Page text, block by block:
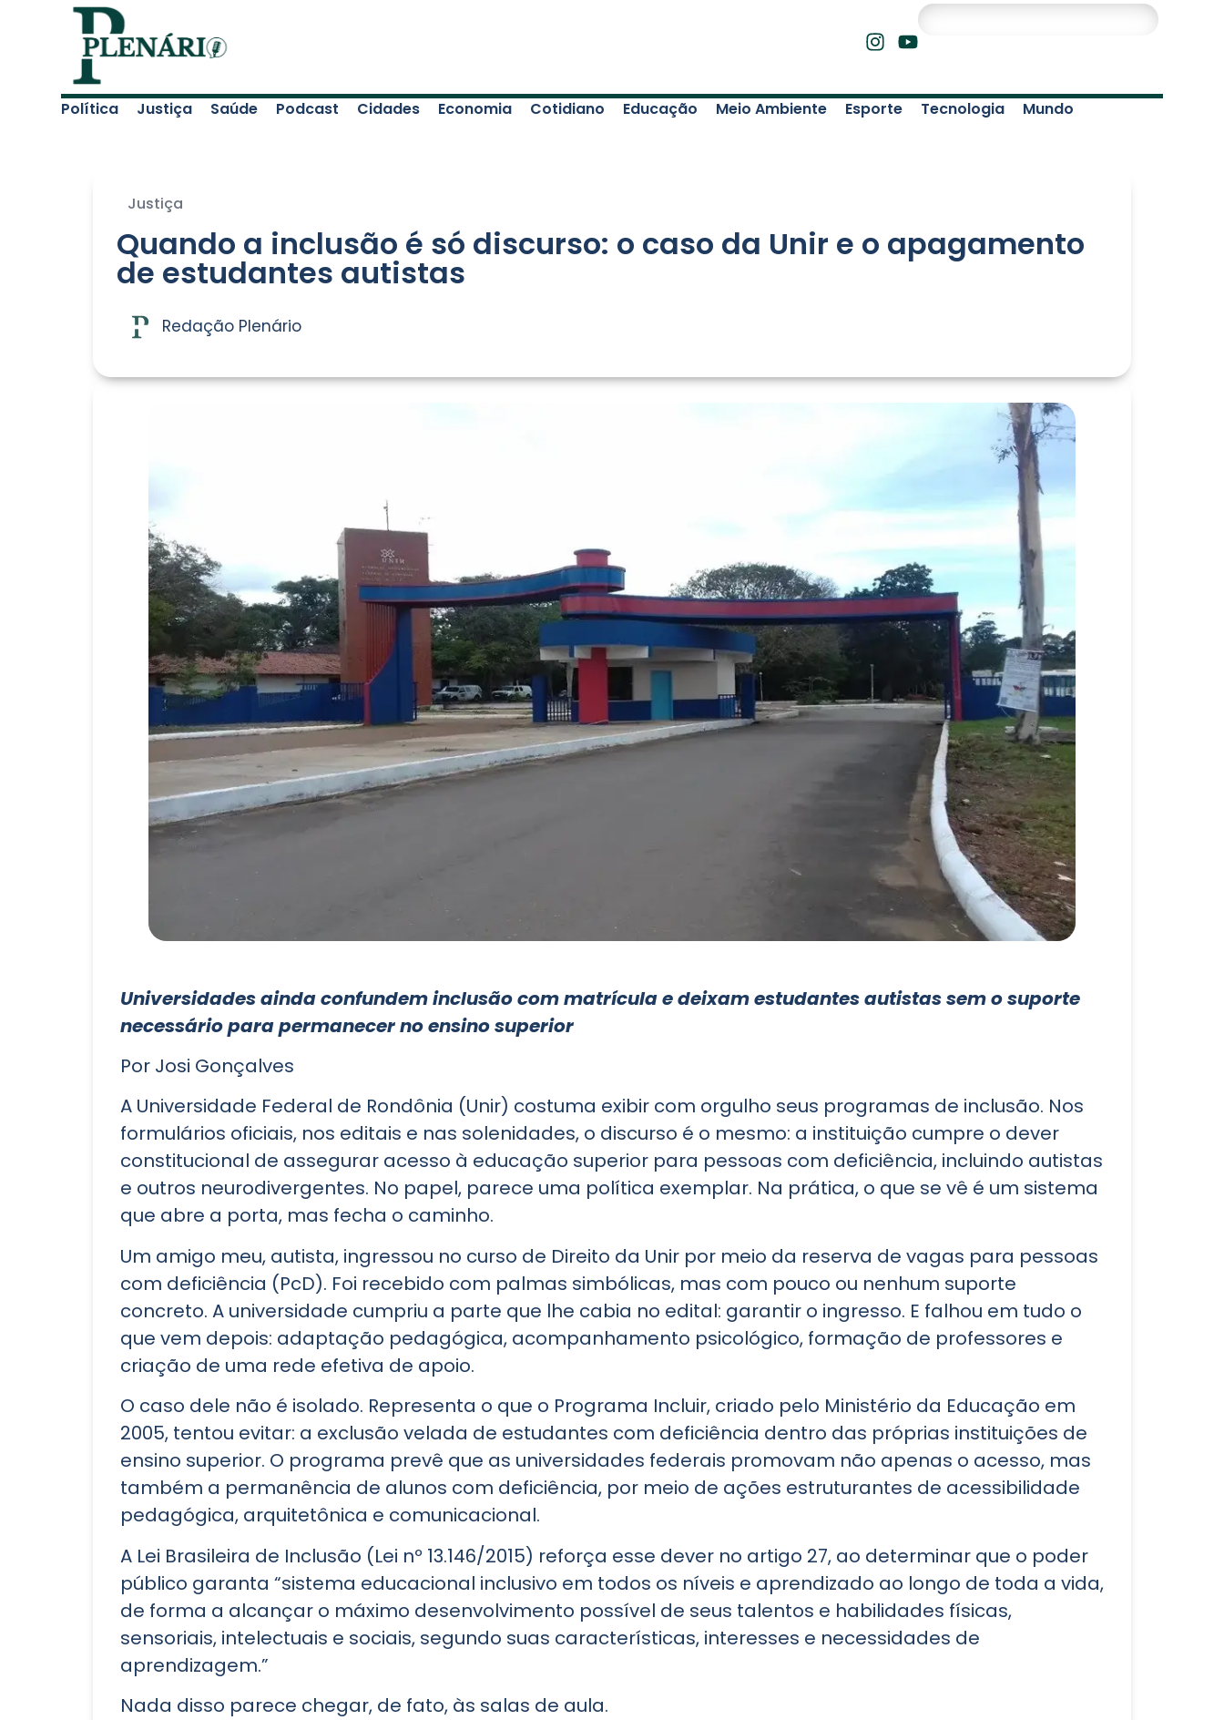
Política Justiça Saúde Podcast Cidades Economia Cotidiano Educação Meio Ambiente Esporte Tecnologia Mundo
Justiça
Quando a inclusão é só discurso: o caso da Unir e o apagamento
de estudantes autistas
Redação Plenário
Universidades ainda confundem inclusão com matrícula e deixam estudantes autistas sem o suporte
necessário para permanecer no ensino superior
Por Josi Gonçalves
A Universidade Federal de Rondônia (Unir) costuma exibir com orgulho seus programas de inclusão. Nos
formulários oficiais, nos editais e nas solenidades, o discurso é o mesmo: a instituição cumpre o dever
constitucional de assegurar acesso à educação superior para pessoas com deficiência, incluindo autistas
e outros neurodivergentes. No papel, parece uma política exemplar. Na prática, o que se vê é um sistema
que abre a porta, mas fecha o caminho.
Um amigo meu, autista, ingressou no curso de Direito da Unir por meio da reserva de vagas para pessoas
com deficiência (PcD). Foi recebido com palmas simbólicas, mas com pouco ou nenhum suporte
concreto. A universidade cumpriu a parte que lhe cabia no edital: garantir o ingresso. E falhou em tudo o
que vem depois: adaptação pedagógica, acompanhamento psicológico, formação de professores e
criação de uma rede efetiva de apoio.
O caso dele não é isolado. Representa o que o Programa Incluir, criado pelo Ministério da Educação em
2005, tentou evitar: a exclusão velada de estudantes com deficiência dentro das próprias instituições de
ensino superior. O programa prevê que as universidades federais promovam não apenas o acesso, mas
também a permanência de alunos com deficiência, por meio de ações estruturantes de acessibilidade
pedagógica, arquitetônica e comunicacional.
A Lei Brasileira de Inclusão (Lei nº 13.146/2015) reforça esse dever no artigo 27, ao determinar que o poder
público garanta “sistema educacional inclusivo em todos os níveis e aprendizado ao longo de toda a vida,
de forma a alcançar o máximo desenvolvimento possível de seus talentos e habilidades físicas,
sensoriais, intelectuais e sociais, segundo suas características, interesses e necessidades de
aprendizagem.”
Nada disso parece chegar, de fato, às salas de aula.